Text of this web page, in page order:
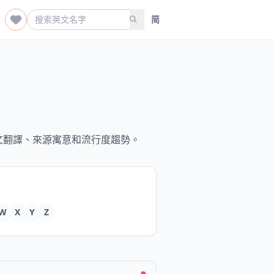
简
譯、來源寓意和流行度趨勢。
X Y Z